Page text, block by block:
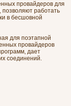
провайдеров для
работать
в бесшовной
для поэтапной
провайдеров
дает
соединений.